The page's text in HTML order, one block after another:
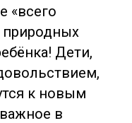
«всего
природных
Дети,
к новым
в